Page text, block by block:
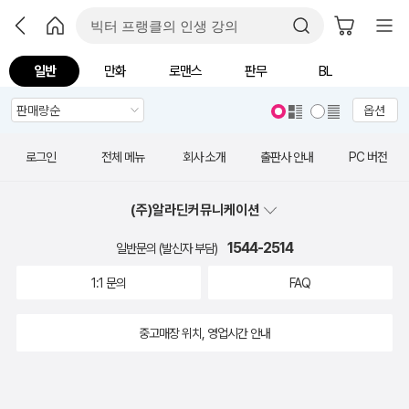
일반 만화 로맨스 판무 BL
옵션
로그인 전체 메뉴 회사 소개 출판사 안내 PC 버전
(주)알라딘커뮤니케이션
일반문의 (발신자 부담) 1544-2514
1:1 문의 FAQ
중고매장 위치, 영업시간 안내